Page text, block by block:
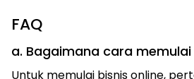
FAQ
a. Bagaimana cara memulai
Untuk memulai bisnis online,